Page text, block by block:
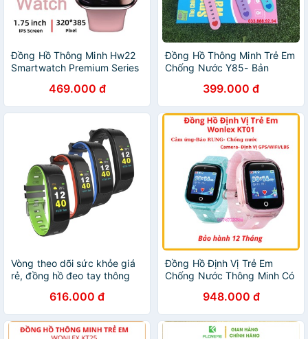
Đồng Hồ Thông Minh Hw22
Smartwatch Premium Series
469.000 đ
Đồng Hồ Thông Minh Trẻ Em
Chống Nước Y85- Bản
399.000 đ
Vòng theo dõi sức khỏe giá
rẻ, đồng hồ đeo tay thông
Iwown i6 hrc, chống nước
616.000 đ
Đồng Hồ Định Vị Trẻ Em
Chống Nước Thông Minh Có
Hãng Wonlex KT01 Cao Cấp
Giá Rẻ
948.000 đ